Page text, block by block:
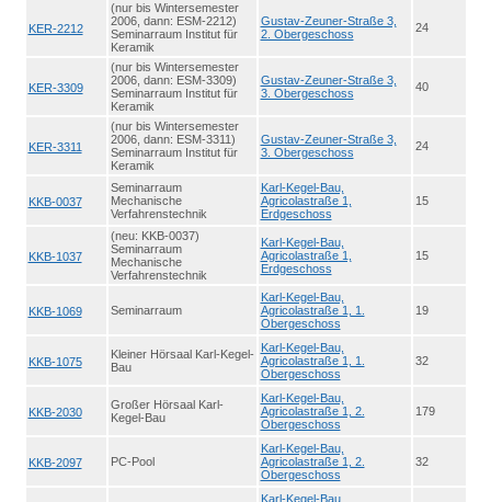
KER-2212
(nur bis Wintersemester
2006, dann: ESM-2212)
Seminarraum Institut für
Keramik
Gustav-Zeuner-Straße 3,
2. Obergeschoss
24
KER-3309
(nur bis Wintersemester
2006, dann: ESM-3309)
Seminarraum Institut für
Keramik
Gustav-Zeuner-Straße 3,
3. Obergeschoss
40
KER-3311
(nur bis Wintersemester
2006, dann: ESM-3311)
Seminarraum Institut für
Keramik
Gustav-Zeuner-Straße 3,
3. Obergeschoss
24
KKB-0037
Seminarraum
Mechanische
Verfahrenstechnik
Karl-Kegel-Bau,
Agricolastraße 1,
Erdgeschoss
15
KKB-1037
(neu: KKB-0037)
Seminarraum
Mechanische
Verfahrenstechnik
Karl-Kegel-Bau,
Agricolastraße 1,
Erdgeschoss
15
KKB-1069 Seminarraum
Karl-Kegel-Bau,
Agricolastraße 1, 1.
Obergeschoss
19
KKB-1075
Kleiner Hörsaal Karl-Kegel-
Bau
Karl-Kegel-Bau,
Agricolastraße 1, 1.
Obergeschoss
32
KKB-2030
Großer Hörsaal Karl-
Kegel-Bau
Karl-Kegel-Bau,
Agricolastraße 1, 2.
Obergeschoss
179
KKB-2097 PC-Pool
Karl-Kegel-Bau,
Agricolastraße 1, 2.
Obergeschoss
32
Karl-Kegel-Bau,